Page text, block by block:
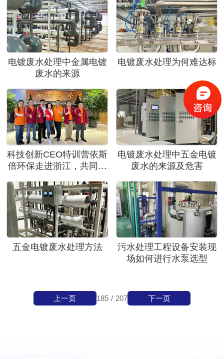
电镀废水处理中金属电镀
废水的来源
电镀废水处理为何难达标
科技创新CEO特训营依斯
倍环保走进浙江，共同探
电镀废水处理中五金电镀
废水的来源及危害
五金电镀废水处理方法
污水处理工程设备安装现
场如何进行水泵选型
185 / 207
上一页 下一页